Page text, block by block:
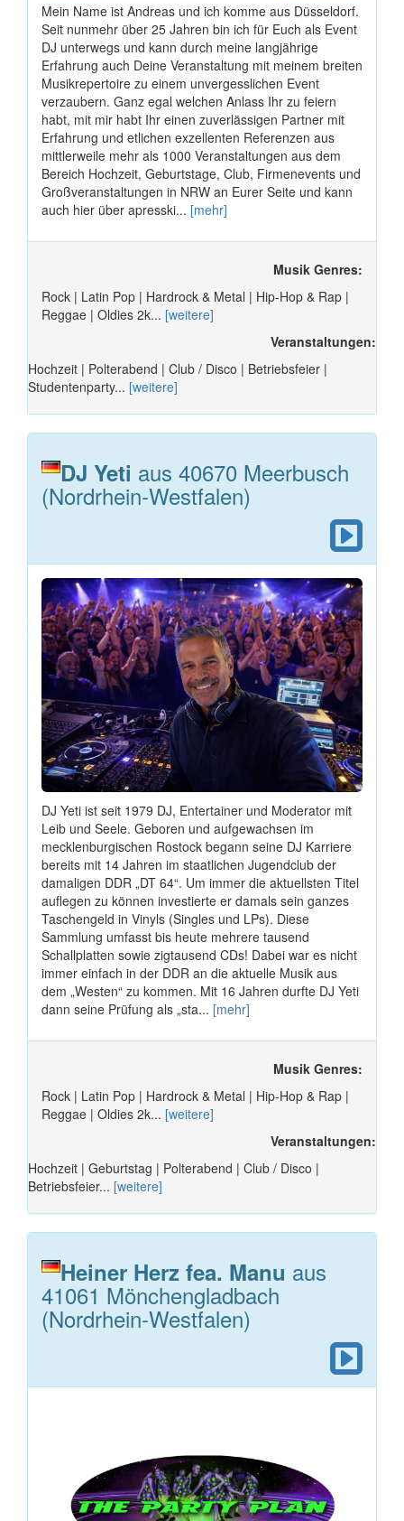
Mein Name ist Andreas und ich komme aus Düsseldorf.
Seit nunmehr über 25 Jahren bin ich für Euch als Event
DJ unterwegs und kann durch meine langjährige
Erfahrung auch Deine Veranstaltung mit meinem breiten
Musikrepertoire zu einem unvergesslichen Event
verzaubern. Ganz egal welchen Anlass Ihr zu feiern
habt, mit mir habt Ihr einen zuverlässigen Partner mit
Erfahrung und etlichen exzellenten Referenzen aus
mittlerweile mehr als 1000 Veranstaltungen aus dem
Bereich Hochzeit, Geburtstage, Club, Firmenevents und
Großveranstaltungen in NRW an Eurer Seite und kann
auch hier über apresski... [mehr]
Musik Genres:
Rock | Latin Pop | Hardrock & Metal | Hip-Hop & Rap |
Reggae | Oldies 2k... [weitere]
Veranstaltungen:
Hochzeit | Polterabend | Club / Disco | Betriebsfeier |
Studentenparty... [weitere]
DJ Yeti aus 40670 Meerbusch
(Nordrhein-Westfalen)
DJ Yeti ist seit 1979 DJ, Entertainer und Moderator mit
Leib und Seele. Geboren und aufgewachsen im
mecklenburgischen Rostock begann seine DJ Karriere
bereits mit 14 Jahren im staatlichen Jugendclub der
damaligen DDR „DT 64“. Um immer die aktuellsten Titel
auflegen zu können investierte er damals sein ganzes
Taschengeld in Vinyls (Singles und LPs). Diese
Sammlung umfasst bis heute mehrere tausend
Schallplatten sowie zigtausend CDs! Dabei war es nicht
immer einfach in der DDR an die aktuelle Musik aus
dem „Westen“ zu kommen. Mit 16 Jahren durfte DJ Yeti
dann seine Prüfung als „sta... [mehr]
Musik Genres:
Rock | Latin Pop | Hardrock & Metal | Hip-Hop & Rap |
Reggae | Oldies 2k... [weitere]
Veranstaltungen:
Hochzeit | Geburtstag | Polterabend | Club / Disco |
Betriebsfeier... [weitere]
Heiner Herz fea. Manu aus
41061 Mönchengladbach
(Nordrhein-Westfalen)